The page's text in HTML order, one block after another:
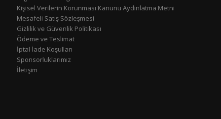
Kişisel Verilerin Korunması Kanunu Aydınlatma Metni
Mesafeli Satış Sözleşmesi
Gizlilik ve Güvenlik Politikası
Ödeme ve Teslimat
İptal İade Koşulları
Sponsorluklarımız
İletişim